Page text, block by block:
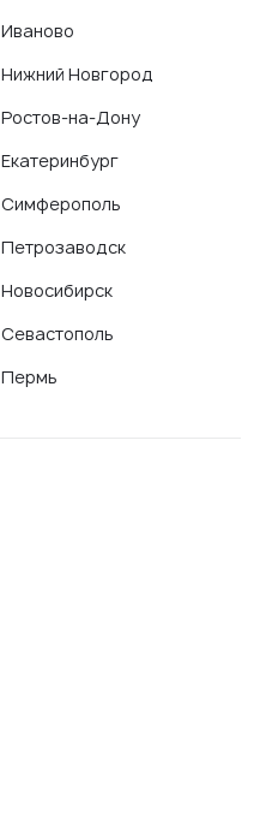
Иваново
Нижний Новгород
Ростов-на-Дону
Екатеринбург
Симферополь
Петрозаводск
Новосибирск
Севастополь
Пермь